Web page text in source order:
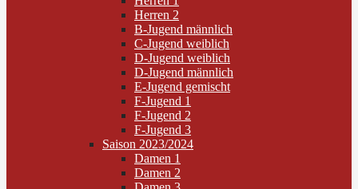
Herren 2
B-Jugend männlich
C-Jugend weiblich
D-Jugend weiblich
D-Jugend männlich
E-Jugend gemischt
F-Jugend 1
F-Jugend 2
F-Jugend 3
Saison 2023/2024
Damen 1
Damen 2